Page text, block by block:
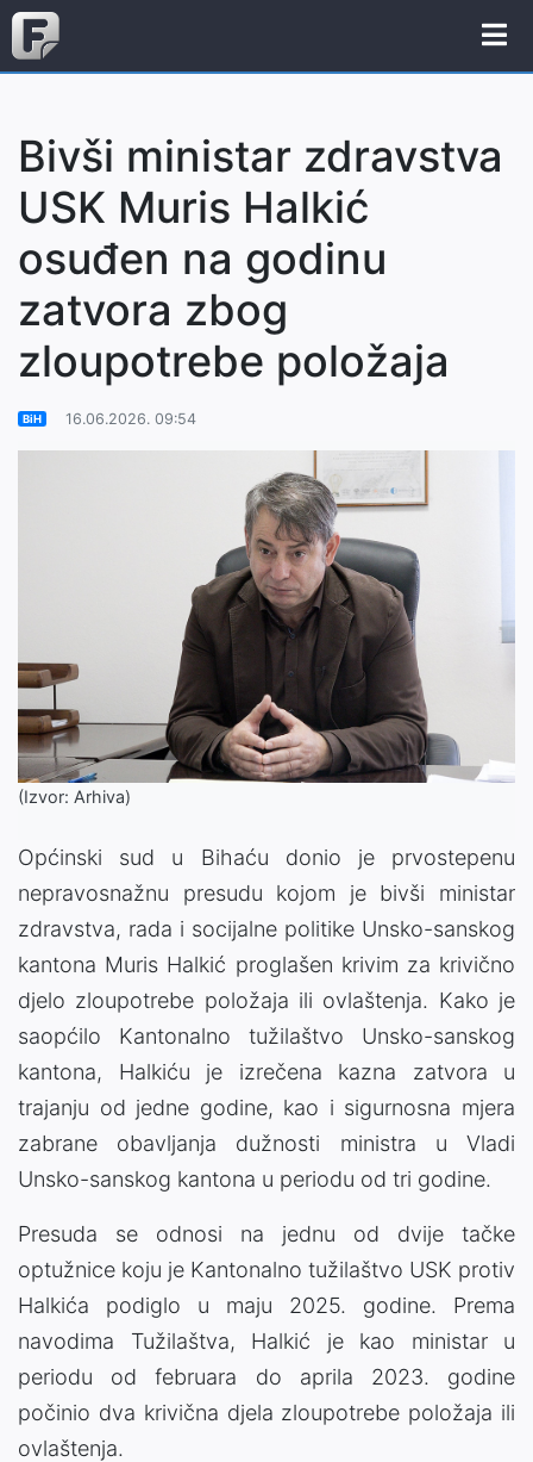
Bivši ministar zdravstva
USK Muris Halkić
osuđen na godinu
zatvora zbog
zloupotrebe položaja
BiH 16.06.2026. 09:54
(Izvor: Arhiva)
Općinski sud u Bihaću donio je prvostepenu
nepravosnažnu presudu kojom je bivši ministar
zdravstva, rada i socijalne politike Unsko-sanskog
kantona Muris Halkić proglašen krivim za krivično
djelo zloupotrebe položaja ili ovlaštenja. Kako je
saopćilo Kantonalno tužilaštvo Unsko-sanskog
kantona, Halkiću je izrečena kazna zatvora u
trajanju od jedne godine, kao i sigurnosna mjera
zabrane obavljanja dužnosti ministra u Vladi
Unsko-sanskog kantona u periodu od tri godine.
Presuda se odnosi na jednu od dvije tačke
optužnice koju je Kantonalno tužilaštvo USK protiv
Halkića podiglo u maju 2025. godine. Prema
navodima Tužilaštva, Halkić je kao ministar u
periodu od februara do aprila 2023. godine
počinio dva krivična djela zloupotrebe položaja ili
ovlaštenja.